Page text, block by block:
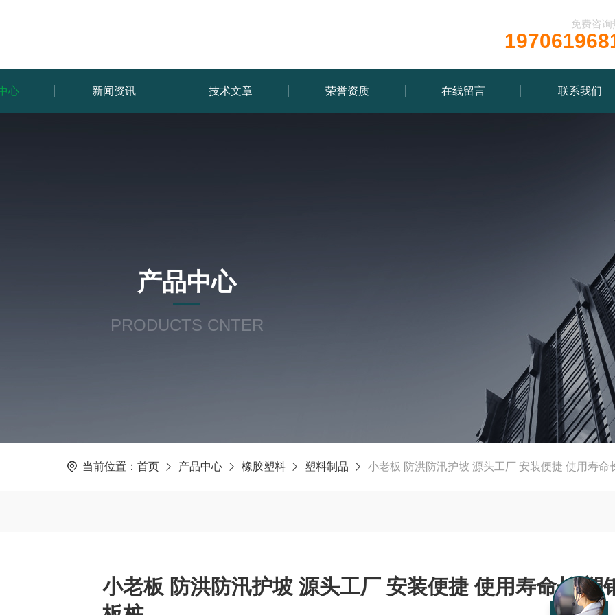
免费咨询
心 新闻资讯 技术文章 荣誉资质 在线留言 联系我们
产品中心
PRODUCTS CNTER
当前位置： 首页 产品中心 橡胶塑料 塑料制品 小老板 防洪防汛护坡 源头工厂 安装便捷 使用寿命
小老板 防洪防汛护坡 源头工厂 安装便捷 使用寿命长 塑